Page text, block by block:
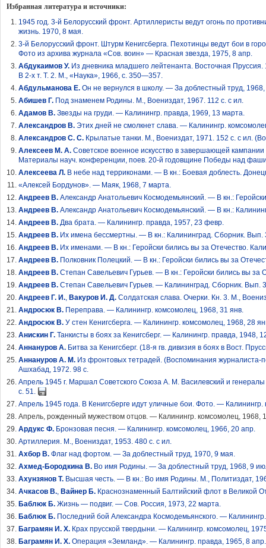
Избранная литература и источники:
1945 год. 3-й Белорусский фронт. Артиллеристы ведут огонь по
жизнь. 1970, 8 мая.
3-й Белорусский фронт. Штурм Кенигсберга. Пехотинцы ведут бои в
Фото из архива журнала «Сов. воин» — Красная звезда, 1975, 8 апр.
Абдукаимов У. Из дневника младшего лейтенанта. Восточная
В 2-х т. Т. 2. М., «Наука», 1966, с. 350—357.
Абдульманова Е. Он не вернулся в школу. — За доблестный труд,
Абишев Г. Под знаменем Родины. М., Воениздат, 1967. 112 с. с ил.
Адамов В. Звезды на груди. — Калинингр. правда, 1969, 13 марта.
Александров В. Этих дней не смолкнет слава. — Калинингр.
Александров С. С. Крылатые танки. М., Воениздат, 1971. 152 с. с ил.
Алексеев М. А. Советское военное искусство в завершающей
Материалы науч. конференции, поев. 20-й годовщине Победы над
Алексеева Л. В небе над терриконами. — В кн.: Боевая доблесть.
«Алексей Бордунов». — Маяк, 1968, 7 марта.
Андреев В. Александр Анатольевич Космодемьянский. — В кн.:
Андреев В. Александр Анатольевич Космодемьянский. — В кн.:
Андреев В. Два брата. — Калинингр. правда, 1957, 23 февр.
Андреев В. Их имена бессмертны. — В кн.: Калининград. Сборник.
Андреев В. Их именами. — В кн.: Геройски бились вы за Отечество.
Андреев В. Полковник Полецкий. — В кн.: Геройски бились вы за
Андреев В. Степан Савельевич Гурьев. — В кн.: Геройски бились вы
Андреев В. Степан Савельевич Гурьев. — Калининград. Сборник. Вып.
Андреев Г. И., Вакуров И. Д. Солдатская слава. Очерки. Кн. 3. М.,
Андросюк В. Переправа. — Калинингр. комсомолец, 1968, 31 янв.
Андросюк В. У стен Кенигсберга. — Калинингр. комсомолец, 1968, 28
Анискин Г. Танкисты в боях за Кенигсберг. — Калинингр. правда, 1948,
Аннануров А. Битва за Кенигсберг. (18-я гв. дивизия в боях в Вост.
Аннануров А. М. Из фронтовых тетрадей. (Воспоминания журналиста-
Ашхабад, 1972. 98 с.
Апрель 1945 г. Маршал Советского Союза А. М. Василевский и
с. 51.
Апрель 1945 года. В Кенигсберге идут уличные бои. Фото. —
Апрель, рожденный мужеством отцов. — Калинингр. комсомолец, 1968,
Ардукс Ф. Бронзовая песня. — Калинингр. комсомолец, 1966, 20 апр.
Артиллерия. М., Воениздат, 1953. 480 с. с ил.
Ахбор В. Флаг над фортом. — За доблестный труд, 1970, 9 мая.
Ахмед-Бородкина В. Во имя Родины. — За доблестный труд, 1968, 9
Ахунзянов Т. Высшая честь. — В кн.: Во имя Родины. М., Политиздат,
Ачкасов В., Вайнер Б. Краснознаменный Балтийский флот в Великой
Баблюк Б. Жизнь — подвиг. — Сов. Россия, 1973, 22 марта.
Баблюк Б. Последний бой Александра Космодемьянского. —
Баграмян И. X. Крах прусской твердыни. — Калинингр. комсомолец,
Баграмян И. X. Операция «Земланд». — Калинингр. правда, 1965, 8 апр.